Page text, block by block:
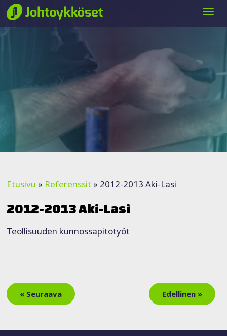
Siirry sisältöön
Etusivu » Referenssit » 2012-2013 Aki-Lasi
2012-2013 Aki-Lasi
Teollisuuden kunnossapitotyöt
Edellinen »
« Seuraava